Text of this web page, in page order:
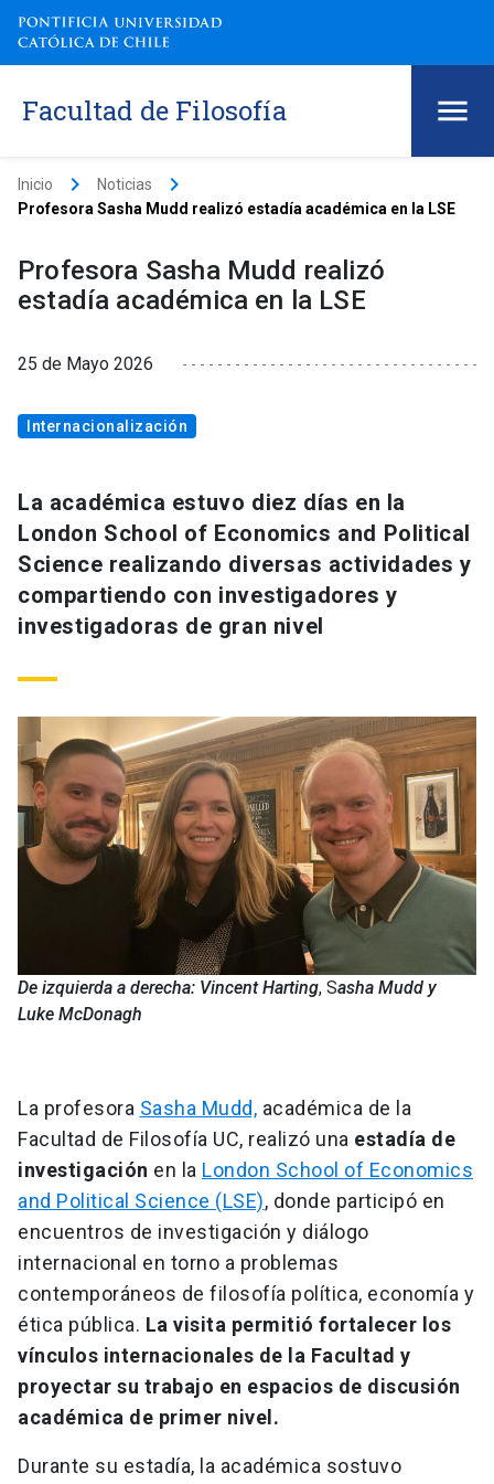
Facultad de Filosofía
Inicio keyboard_arrow_right Noticias keyboard_arrow_right
Profesora Sasha Mudd realizó estadía académica en la LSE
Profesora Sasha Mudd realizó
estadía académica en la LSE
25 de Mayo 2026
Internacionalización
La académica estuvo diez días en la
London School of Economics and Political
Science realizando diversas actividades y
compartiendo con investigadores y
investigadoras de gran nivel
De izquierda a derecha: Vincent Harting, Sasha Mudd y
Luke McDonagh
La profesora Sasha Mudd, académica de la
Facultad de Filosofía UC, realizó una estadía de
investigación en la London School of Economics
and Political Science (LSE), donde participó en
encuentros de investigación y diálogo
internacional en torno a problemas
contemporáneos de filosofía política, economía y
ética pública. La visita permitió fortalecer los
vínculos internacionales de la Facultad y
proyectar su trabajo en espacios de discusión
académica de primer nivel.
Durante su estadía, la académica sostuvo